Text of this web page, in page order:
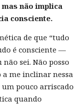
não implica
consciente.
de que “tudo
é consciente —
sei. Não posso
me inclinar nessa
um pouco arriscado
quando